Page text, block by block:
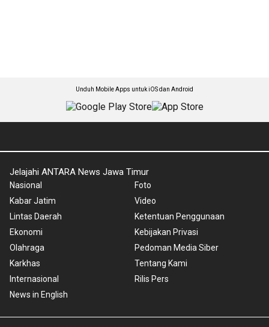
Unduh Mobile Apps untuk iOS dan Android
Jelajahi ANTARA News Jawa Timur
Nasional
Kabar Jatim
Lintas Daerah
Ekonomi
Olahraga
Karkhas
Internasional
News in English
Foto
Video
Ketentuan Penggunaan
Kebijakan Privasi
Pedoman Media Siber
Tentang Kami
Rilis Pers